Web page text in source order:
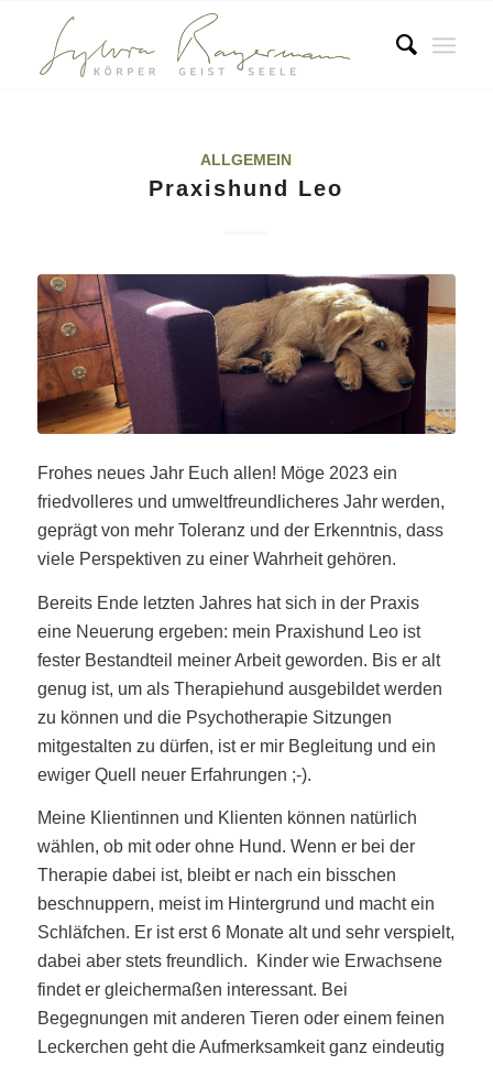
ALLGEMEIN
Praxishund Leo
Frohes neues Jahr Euch allen! Möge 2023 ein
friedvolleres und umweltfreundlicheres Jahr werden,
geprägt von mehr Toleranz und der Erkenntnis, dass
viele Perspektiven zu einer Wahrheit gehören.
Bereits Ende letzten Jahres hat sich in der Praxis
eine Neuerung ergeben: mein Praxishund Leo ist
fester Bestandteil meiner Arbeit geworden. Bis er alt
genug ist, um als Therapiehund ausgebildet werden
zu können und die Psychotherapie Sitzungen
mitgestalten zu dürfen, ist er mir Begleitung und ein
ewiger Quell neuer Erfahrungen ;-).
Meine Klientinnen und Klienten können natürlich
wählen, ob mit oder ohne Hund. Wenn er bei der
Therapie dabei ist, bleibt er nach ein bisschen
beschnuppern, meist im Hintergrund und macht ein
Schläfchen. Er ist erst 6 Monate alt und sehr verspielt,
dabei aber stets freundlich. Kinder wie Erwachsene
findet er gleichermaßen interessant. Bei
Begegnungen mit anderen Tieren oder einem feinen
Leckerchen geht die Aufmerksamkeit ganz eindeutig